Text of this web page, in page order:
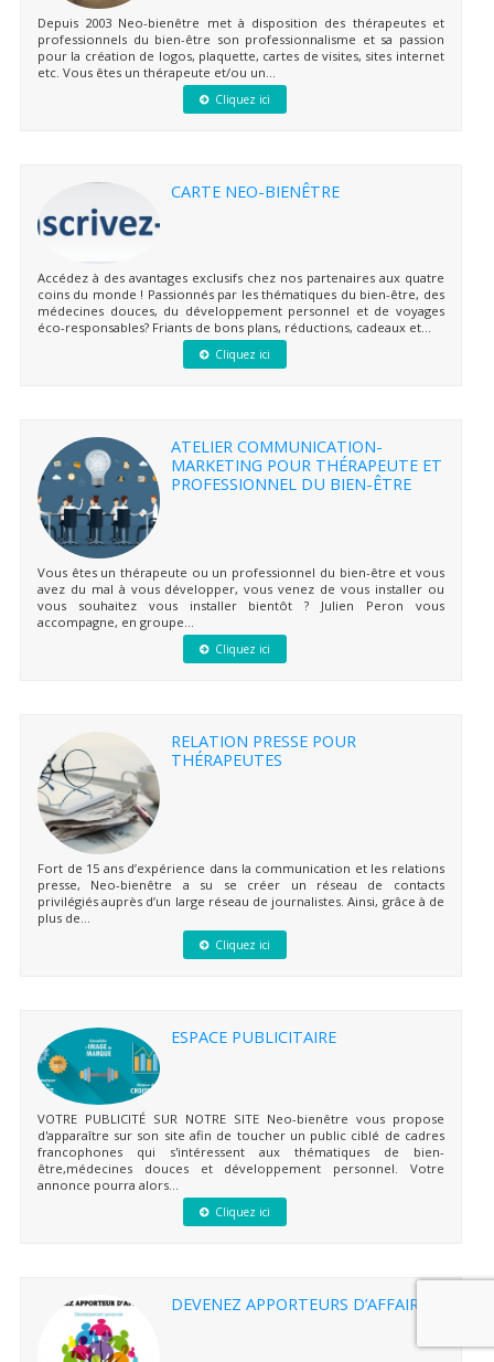
Depuis 2003 Neo-bienêtre met à disposition des thérapeutes et
professionnels du bien-être son professionnalisme et sa passion
pour la création de logos, plaquette, cartes de visites, sites internet
etc. Vous êtes un thérapeute et/ou un...
Cliquez ici
CARTE NEO-BIENÊTRE
Accédez à des avantages exclusifs chez nos partenaires aux quatre
coins du monde ! Passionnés par les thématiques du bien-être, des
médecines douces, du développement personnel et de voyages
éco-responsables? Friants de bons plans, réductions, cadeaux et...
Cliquez ici
ATELIER COMMUNICATION-
MARKETING POUR THÉRAPEUTE ET
PROFESSIONNEL DU BIEN-ÊTRE
Vous êtes un thérapeute ou un professionnel du bien-être et vous
avez du mal à vous développer, vous venez de vous installer ou
vous souhaitez vous installer bientôt ? Julien Peron vous
accompagne, en groupe...
Cliquez ici
RELATION PRESSE POUR
THÉRAPEUTES
Fort de 15 ans d’expérience dans la communication et les relations
presse, Neo-bienêtre a su se créer un réseau de contacts
privilégiés auprès d’un large réseau de journalistes. Ainsi, grâce à de
plus de...
Cliquez ici
ESPACE PUBLICITAIRE
VOTRE PUBLICITÉ SUR NOTRE SITE Neo-bienêtre vous propose
d'apparaître sur son site afin de toucher un public ciblé de cadres
francophones qui s'intéressent aux thématiques de bien-
être,médecines douces et développement personnel. Votre
annonce pourra alors...
Cliquez ici
DEVENEZ APPORTEURS D’AFFAIRES